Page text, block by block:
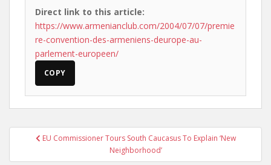
Direct link to this article:
https://www.armenianclub.com/2004/07/07/premie
re-convention-des-armeniens-deurope-au-
parlement-europeen/
COPY
Post EU Commissioner Tours South Caucasus To Explain ‘New
Neighborhood’